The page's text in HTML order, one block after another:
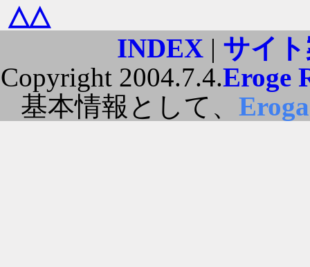
△△
INDEX| サイ
Copyright 2004.7.4.Eroge
基本情報として、